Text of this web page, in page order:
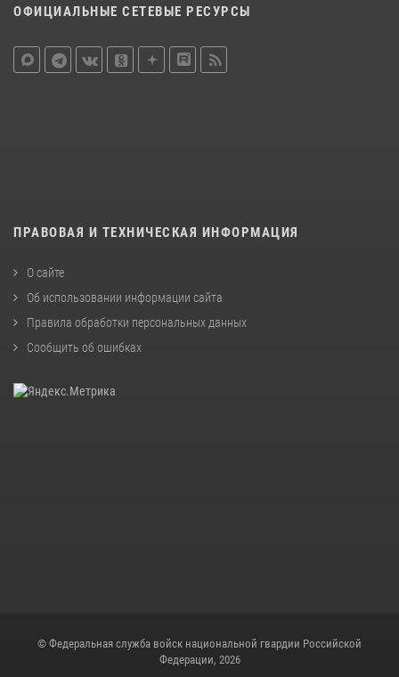
ОФИЦИАЛЬНЫЕ СЕТЕВЫЕ РЕСУРСЫ
ПРАВОВАЯ И ТЕХНИЧЕСКАЯ ИНФОРМАЦИЯ
О сайте
Об использовании информации сайта
Правила обработки персональных данных
Сообщить об ошибках
© Федеральная служба войск национальной гвардии Российской
Федерации, 2026